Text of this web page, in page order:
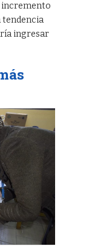
incremento
tendencia
ingresar